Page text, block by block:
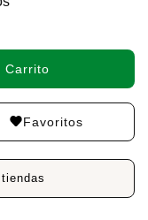
Carrito
Favoritos